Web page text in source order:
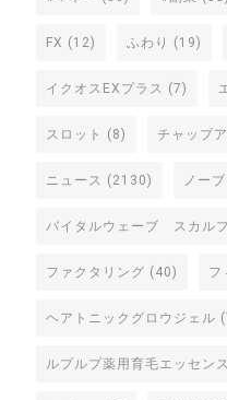
FX (12) ふわり (19)
イクオスEXプラス (7)
スロット (8) チャップ
ニュース (2130) ノー
バイタルウェーブ スカル
ファクタリング (40) フ
ヘアトニックグロウジェル
ルプルプ薬用育毛エッセンス